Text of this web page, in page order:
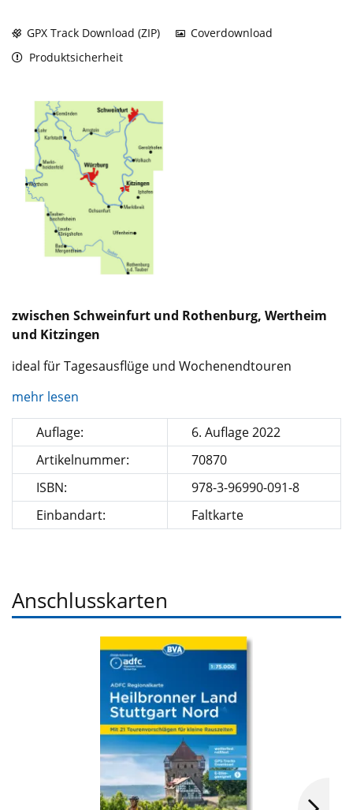
GPX Track Download (ZIP)
Coverdownload
Produktsicherheit
zwischen Schweinfurt und Rothenburg, Wertheim
und Kitzingen
ideal für Tagesausflüge und Wochenendtouren
mehr lesen
Auflage:
6. Auflage 2022
Artikelnummer:
70870
ISBN:
978-3-96990-091-8
Einbandart:
Faltkarte
Anschlusskarten